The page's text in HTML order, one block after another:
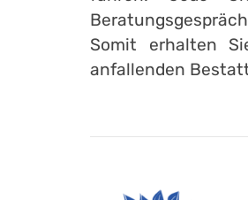
Somit erhalten
anfallenden